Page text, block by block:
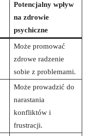
Potencjalny wpływ
na zdrowie⁢
psychiczne
Może promować
zdrowe radzenie
sobie z problemami.
Może prowadzić do⁤
narastania
konfliktów i
frustracji.